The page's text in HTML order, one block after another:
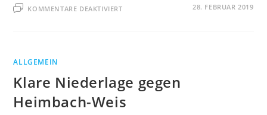
KOMMENTARE DEAKTIVIERTFÜR 28. FEBRUAR 2019
ALLGEMEIN
Klare Niederlage gegen
Heimbach-Weis